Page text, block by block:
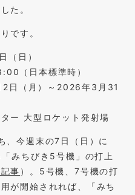
た。
です。
（日）
（日本標準時）
日（月）～2026年3月31
ー 大型ロケット発射場
、今週末の7日（日）に
みちびき5号機」の打上
事 ）。5号機、7号機の打
が開始されれば、「みち